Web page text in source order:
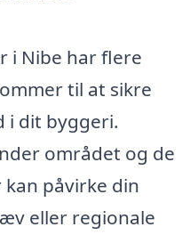
i Nibe har flere
til at sikre
i dit byggeri.
området og de
påvirke din
eller regionale